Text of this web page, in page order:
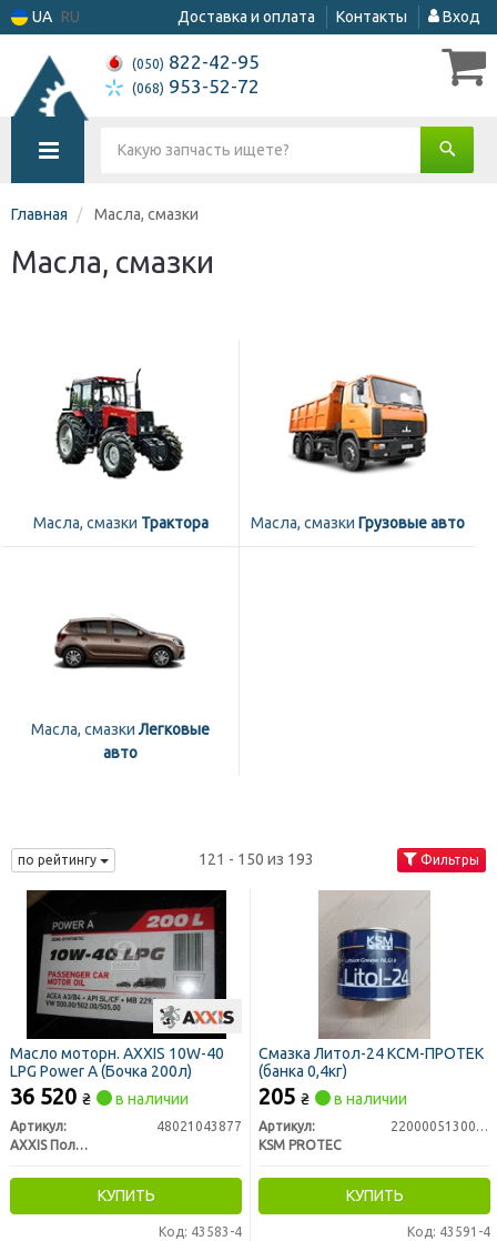
UA RU Доставка и оплата Контакты Вход
(050) 822-42-95
(068) 953-52-72
Главная Масла, смазки
Масла, смазки
Масла, смазки Трактора Масла, смазки Грузовые авто
Масла, смазки Легковые
авто
по рейтингу 121 - 150 из 193 Фильтры
Масло моторн. AXXIS 10W-40
LPG Power A (Бочка 200л)
36 520 ₴ в наличии
Артикул:
48021043877
AXXIS Польша
КУПИТЬ
Код: 43583-4
Смазка Литол-24 КСМ-ПРОТЕК
(банка 0,4кг)
205 ₴ в наличии
Артикул:
2200005130018
KSM PROTEC
КУПИТЬ
Код: 43591-4